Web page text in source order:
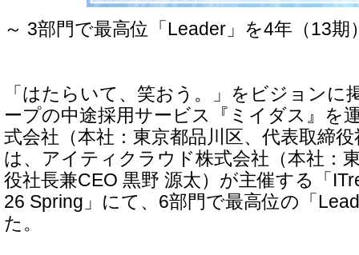
～ 3部門で最高位「Leader」を4年（13期
「はたらいて、笑おう。」をビジョンに
ープの中途採用サービス『ミイダス』を
式会社（本社：東京都品川区、代表取締
は、アイティクラウド株式会社（本社：
役社長兼CEO 黒野 源太）が主催する「
26 Spring」にて、6部門で最高位の「
た。